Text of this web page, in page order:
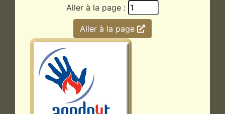
Aller à la page :
Aller à la page